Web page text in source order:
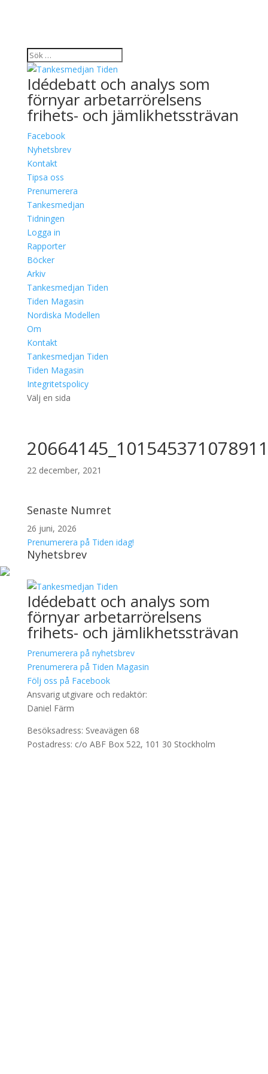
Idédebatt och analys som
förnyar arbetarrörelsens
frihets- och jämlikhetssträvan
Facebook
Nyhetsbrev
Kontakt
Tipsa oss
Prenumerera
Tankesmedjan
Tidningen
Logga in
Rapporter
Böcker
Arkiv
Tankesmedjan Tiden
Tiden Magasin
Nordiska Modellen
Om
Kontakt
Tankesmedjan Tiden
Tiden Magasin
Integritetspolicy
Välj en sida
22 december, 2021
Senaste Numret
26 juni, 2026
Prenumerera på Tiden idag!
Nyhetsbrev
Idédebatt och analys som
förnyar arbetarrörelsens
frihets- och jämlikhetssträvan
Prenumerera på nyhetsbrev
Prenumerera på Tiden Magasin
Följ oss på Facebook
Ansvarig utgivare och redaktör:
Daniel Färm
Besöksadress: Sveavägen 68
Postadress: c/o ABF Box 522, 101 30 Stockholm